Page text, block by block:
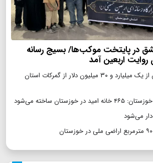
در پایتخت موکب‌ها/ بسیج رسانه
اربعین آمد
صادرات غیرنفتی بیش از یک میلیارد و ۳۰ میلیون دلار از گمرکات استان
ساخته می‌شود
می‌شود